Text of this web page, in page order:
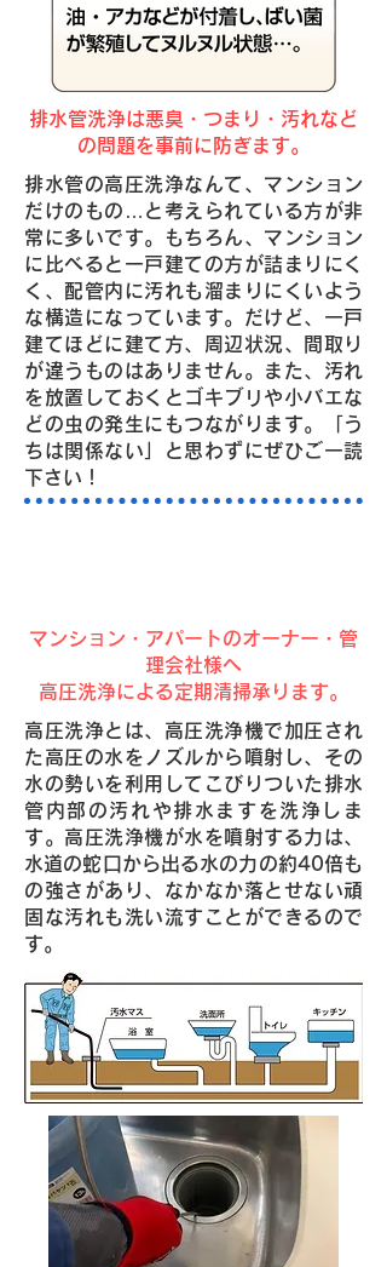
排水管洗浄は悪臭・つまり・汚れなど
の問題を事前に防ぎます。
排水管の高圧洗浄なんて、マンション
だけのもの…と考えられている方が非
常に多いです。もちろん、マンション
に比べると一戸建ての方が詰まりにく
く、配管内に汚れも溜まりにくいよう
な構造になっています。だけど、一戸
建てほどに建て方、周辺状況、間取り
が違うものはありません。また、汚れ
を放置しておくとゴキブリや小バエな
どの虫の発生にもつながります。「う
ちは関係ない」と思わずにぜひご一読
下さい！
マンション・アパートのオーナー・管
理会社様へ
高圧洗浄による定期清掃承ります。
高圧洗浄とは、高圧洗浄機で加圧され
た高圧の水をノズルから噴射し、その
水の勢いを利用してこびりついた排水
管内部の汚れや排水ますを洗浄しま
す。高圧洗浄機が水を噴射する力は、
水道の蛇口から出る水の力の約40倍も
の強さがあり、なかなか落とせない頑
固な汚れも洗い流すことができるので
す。